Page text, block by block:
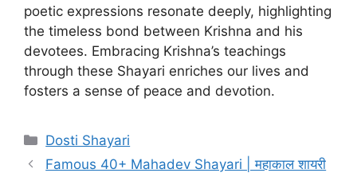
poetic expressions resonate deeply, highlighting
the timeless bond between Krishna and his
devotees. Embracing Krishna’s teachings
through these Shayari enriches our lives and
fosters a sense of peace and devotion.
Categories
Dosti Shayari
Famous 40+ Mahadev Shayari | महाकाल शायरी